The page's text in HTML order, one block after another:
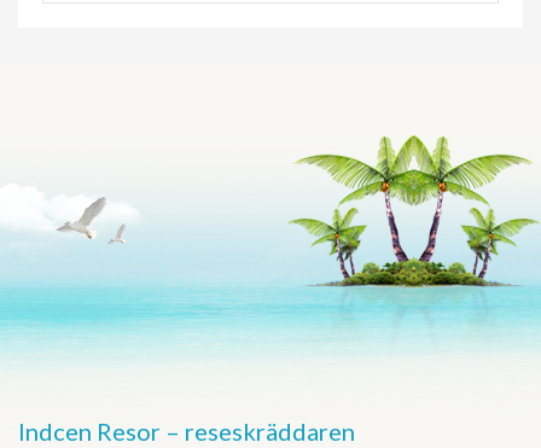
Indcen Resor – reseskräddaren